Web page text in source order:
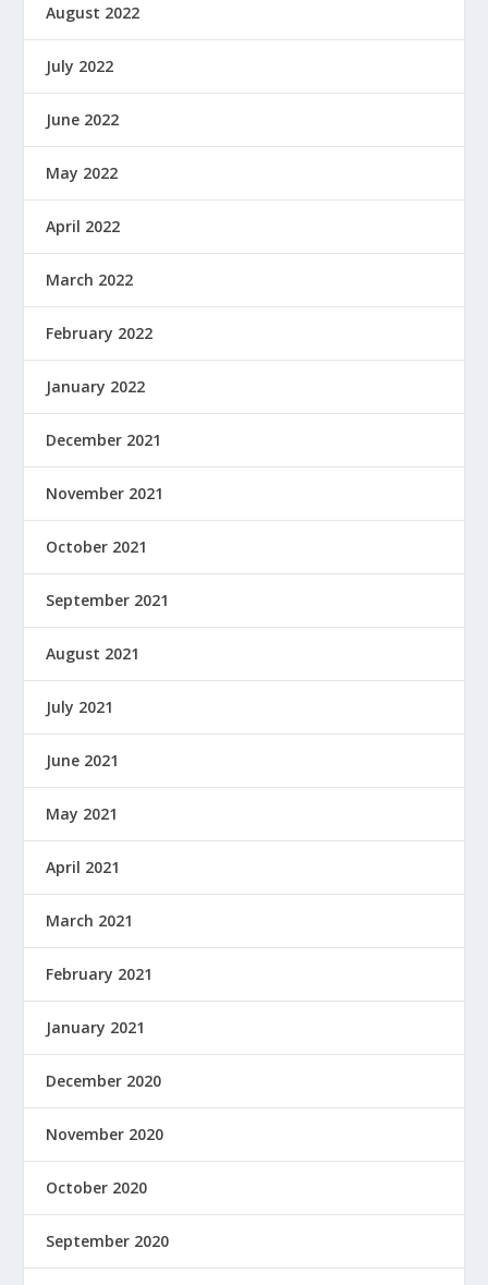
August 2022
July 2022
June 2022
May 2022
April 2022
March 2022
February 2022
January 2022
December 2021
November 2021
October 2021
September 2021
August 2021
July 2021
June 2021
May 2021
April 2021
March 2021
February 2021
January 2021
December 2020
November 2020
October 2020
September 2020